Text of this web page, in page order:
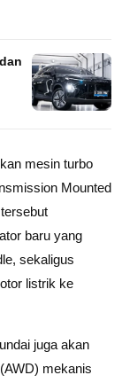
mesin turbo
Mounted
baru yang
sekaligus
listrik ke
juga akan
mekanis